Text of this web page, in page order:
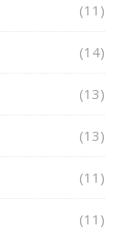
(11)
(14)
(13)
(13)
(11)
(11)